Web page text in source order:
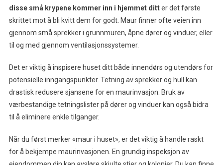
disse små krypene kommer inn i hjemmet ditter det første
skrittet mot å bli kvitt dem for godt. Maur finner ofte veien inn
gjennom små sprekker i grunnmuren, åpne dører og vinduer, eller
til og med gjennom ventilasjonssystemer.
Det er viktig å inspisere huset ditt både innendørs og utendørs for
potensielle inngangspunkter. Tetning av sprekker og hull kan
drastisk redusere sjansene for en maurinvasjon. Bruk av
værbestandige tetningslister på dører og vinduer kan også bidra
til å eliminere enkle tilganger.
Når du først merker «maur i huset», er det viktig å handle raskt
for å bekjempe maurinvasjonen. En grundig inspeksjon av